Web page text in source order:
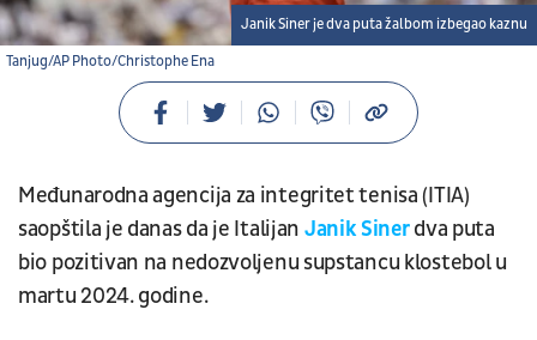
Tanjug/AP Photo/Christophe Ena
Janik Siner je dva puta žalbom izbegao kaznu
Međunarodna agencija za integritet tenisa (ITIA)
saopštila je danas da je Italijan Janik Sinerdva puta
bio pozitivan na nedozvoljenu supstancu klostebol u
martu 2024. godine.